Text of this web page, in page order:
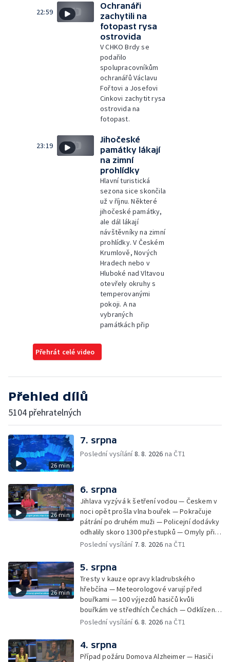
22:59
Ochranáři
zachytili na
fotopast rysa
ostrovida
V CHKO Brdy se
podařilo
spolupracovníkům
ochranářů Václavu
Fořtovi a Josefovi
Cinkovi zachytit rysa
ostrovida na
fotopast.
23:19
Jihočeské
památky lákají
na zimní
prohlídky
Hlavní turistická
sezona sice skončila
už v říjnu. Některé
jihočeské památky,
ale dál lákají
návštěvníky na zimní
prohlídky. V Českém
Krumlově, Nových
Hradech nebo v
Hluboké nad Vltavou
otevřely okruhy s
temperovanými
pokoji. A na
vybraných
památkách přip
Přehrát celé video
Přehled dílů
5104 přehratelných
26 min
7. srpna
Poslední vysílání8. 8. 2026 na ČT1
26 min
6. srpna
Jihlava vyzývá k šetření vodou — Českem v
noci opět prošla vlna bouřek — Pokračuje
pátrání po druhém muži — Policejní dodávky
odhalily skoro 1300 přestupků — Omyly při
nouzovém volání o pomoc — Hradec Králové
rekord v hromadném seskoku parašutistů —
Chovné rybníky na Českolipsku pustoší
vydry — Instalace nové sochy v Mariánských
Lázních — Sedmiletý trest za dotační
podvod s projektem Technologického parku
v Písku — Dětský tábor na Brutal Assault —
Turistická trasa Svatojánské proudy zůstává
— Cestování za pozorováním noční oblohy
Poslední vysílání 7. 8. 2026 na ČT1
26 min
5. srpna
Tresty v kauze opravy kladrubského
hřebčína — Meteorologové varují před
bouřkami — 100 výjezdů hasičů kvůli
bouřkám ve středhích Čechách — Odklízení
škod po bouřkách — Hasiči likvidovali
Václavském náměstí — Necelý kilometr řeky
Otavy u šumavského Annína je téměř bez
Poslední vysílání6. 8. 2026 na ČT1
4. srpna
Případ požáru Domova Alzheimer — Hasiči